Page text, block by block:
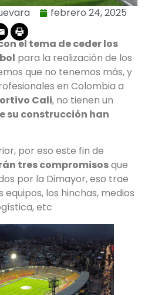
febrero 24, 2025
el tema de ceder los
para la realización de los
que no tenemos más, y
en Colombia a
Cali, no tienen un
su construcción han
por eso este fin de
tres compromisosque
por la Dimayor, eso trae
los hinchas, medios
etc